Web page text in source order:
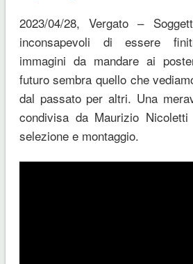
2023/04/28, Vergato –
inconsapevoli di essere
immagini da mandare ai
futuro sembra quello che
dal passato per altri. Una
condivisa da Maurizio
selezione e montaggio.